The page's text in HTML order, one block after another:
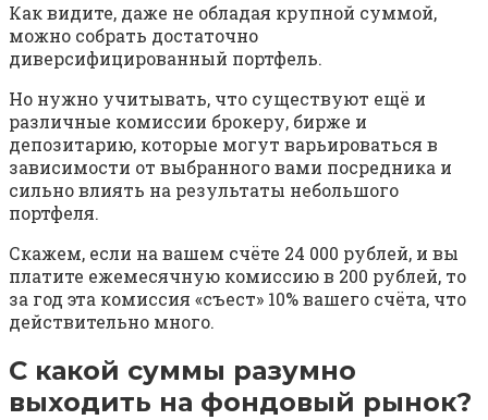
Как видите, даже не обладая крупной суммой,
можно собрать достаточно
диверсифицированный портфель.
Но нужно учитывать, что существуют ещё и
различные комиссии брокеру, бирже и
депозитарию, которые могут варьироваться в
зависимости от выбранного вами посредника и
сильно влиять на результаты небольшого
портфеля.
Скажем, если на вашем счёте 24 000 рублей, и вы
платите ежемесячную комиссию в 200 рублей, то
за год эта комиссия «съест» 10% вашего счёта, что
действительно много.
С какой суммы разумно
выходить на фондовый рынок?